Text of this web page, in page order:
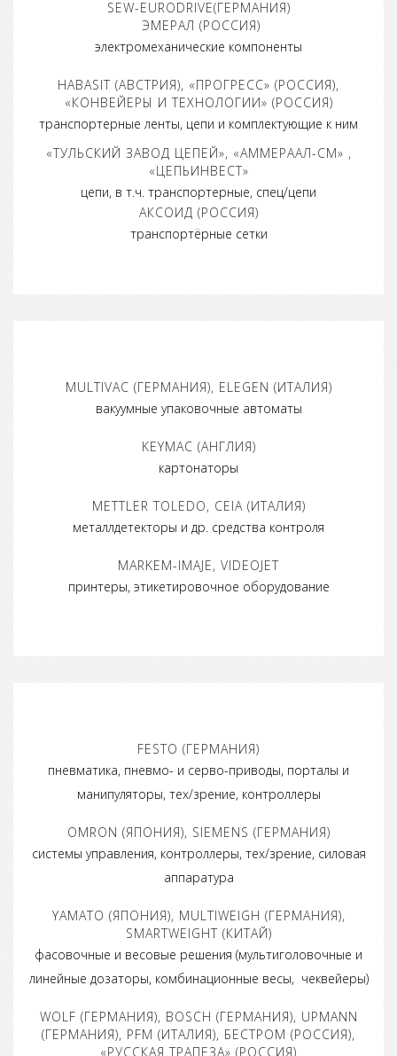
SEW-EURODRIVE(ГЕРМАНИЯ)
ЭМЕРАЛ (РОССИЯ)
электромеханические компоненты
HABASIT (АВСТРИЯ), «ПРОГРЕСС» (РОССИЯ),
«КОНВЕЙЕРЫ И ТЕХНОЛОГИИ» (РОССИЯ)
транспортерные ленты, цепи и комплектующие к ним
«ТУЛЬСКИЙ ЗАВОД ЦЕПЕЙ», «АММЕРААЛ-СМ» ,
«ЦЕПЬИНВЕСТ»
цепи, в т.ч. транспортерные, спец/цепи
АКСОИД (РОССИЯ)
транспортёрные сетки
MULTIVAC (ГЕРМАНИЯ), ELEGEN (ИТАЛИЯ)
вакуумные упаковочные автоматы
KEYMAC (АНГЛИЯ)
картонаторы
METTLER TOLEDO, CEIA (ИТАЛИЯ)
металлдетекторы и др. средства контроля
MARKEM-IMAJE, VIDEOJET
принтеры, этикетировочное оборудование
FESTO (ГЕРМАНИЯ)
пневматика, пневмо- и серво-приводы, порталы и
манипуляторы, тех/зрение, контроллеры
OMRON (ЯПОНИЯ), SIEMENS (ГЕРМАНИЯ)
системы управления, контроллеры, тех/зрение, силовая
аппаратура
YAMATO (ЯПОНИЯ), MULTIWEIGH (ГЕРМАНИЯ),
SMARTWEIGHT (КИТАЙ)
фасовочные и весовые решения (мультиголовочные и
линейные дозаторы, комбинационные весы, чеквейеры)
WOLF (ГЕРМАНИЯ), BOSCH (ГЕРМАНИЯ), UPMANN
(ГЕРМАНИЯ), PFM (ИТАЛИЯ), БЕСТРОМ (РОССИЯ),
«РУССКАЯ ТРАПЕЗА» (РОССИЯ)